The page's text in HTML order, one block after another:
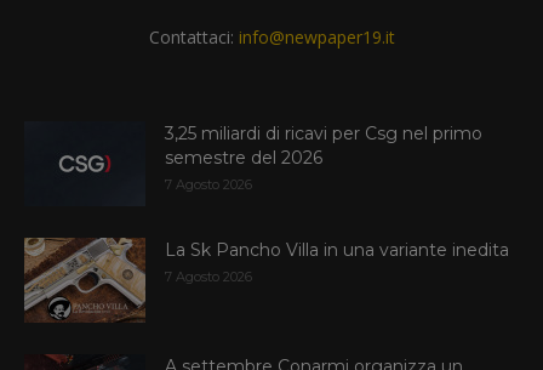
Contattaci: info@newpaper19.it
3,25 miliardi di ricavi per Csg nel primo
semestre del 2026
7 Agosto 2026
La Sk Pancho Villa in una variante inedita
7 Agosto 2026